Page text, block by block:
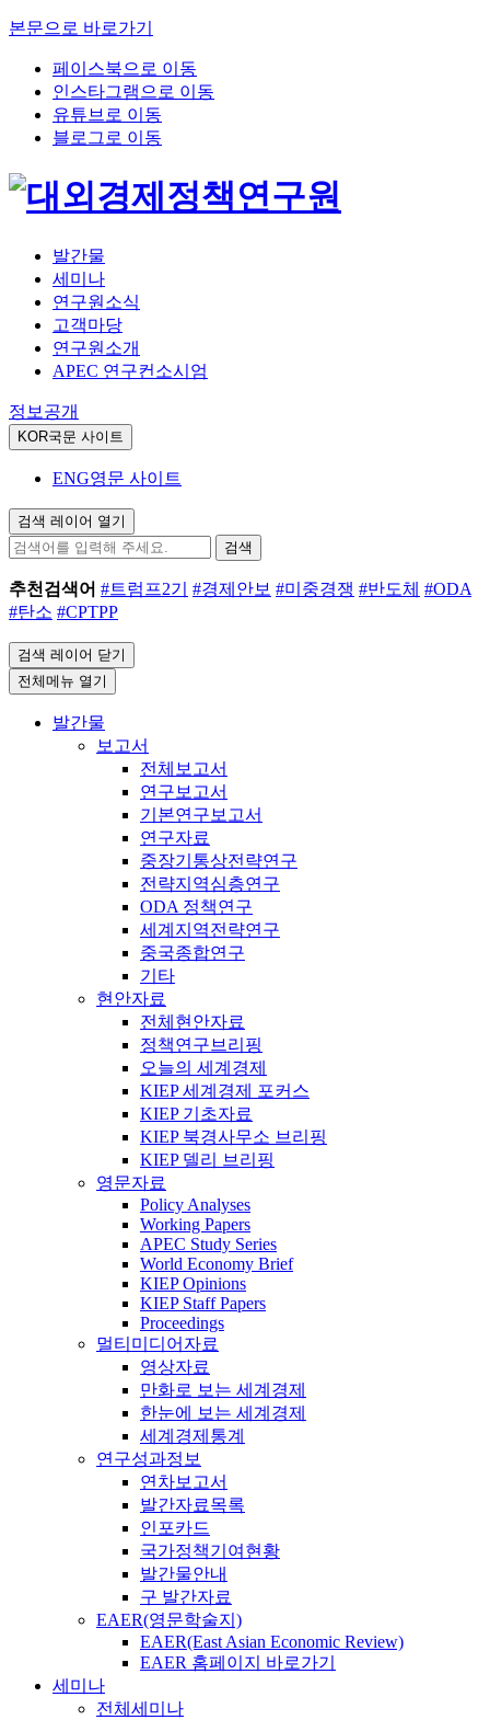
본문으로 바로가기
페이스북으로 이동
인스타그램으로 이동
유튜브로 이동
블로그로 이동
발간물
세미나
연구원소식
고객마당
연구원소개
APEC 연구컨소시엄
정보공개
KOR국문 사이트
ENG영문 사이트
검색 레이어 열기
검색
추천검색어 #트럼프2기 #경제안보 #미중경쟁 #반도체 #ODA
#탄소 #CPTPP
검색 레이어 닫기
전체메뉴 열기
발간물
보고서
전체보고서
연구보고서
기본연구보고서
연구자료
중장기통상전략연구
전략지역심층연구
ODA 정책연구
세계지역전략연구
중국종합연구
기타
현안자료
전체현안자료
정책연구브리핑
오늘의 세계경제
KIEP 세계경제 포커스
KIEP 기초자료
KIEP 북경사무소 브리핑
KIEP 델리 브리핑
영문자료
Policy Analyses
Working Papers
APEC Study Series
World Economy Brief
KIEP Opinions
KIEP Staff Papers
Proceedings
멀티미디어자료
영상자료
만화로 보는 세계경제
한눈에 보는 세계경제
세계경제통계
연구성과정보
연차보고서
발간자료목록
인포카드
국가정책기여현황
발간물안내
구 발간자료
EAER(영문학술지)
EAER(East Asian Economic Review)
EAER 홈페이지 바로가기
세미나
전체세미나